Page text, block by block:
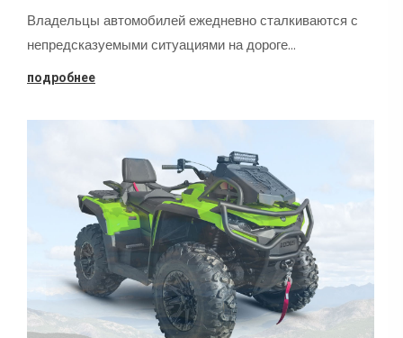
Владельцы автомобилей ежедневно сталкиваются с
непредсказуемыми ситуациями на дороге…
подробнее